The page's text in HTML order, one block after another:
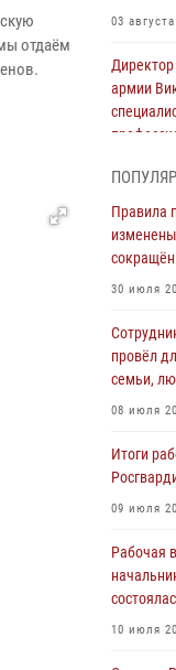
отдаём
03
армии
1
01 августа
В
воинов,
1914-
01 августа
Внесены
31 июля
Правила
сокращён
30 июля
Правила
сокращён
30 июля
провёл
семьи,
08 июля
Итоги
09 июля
Рабочая
10 июля